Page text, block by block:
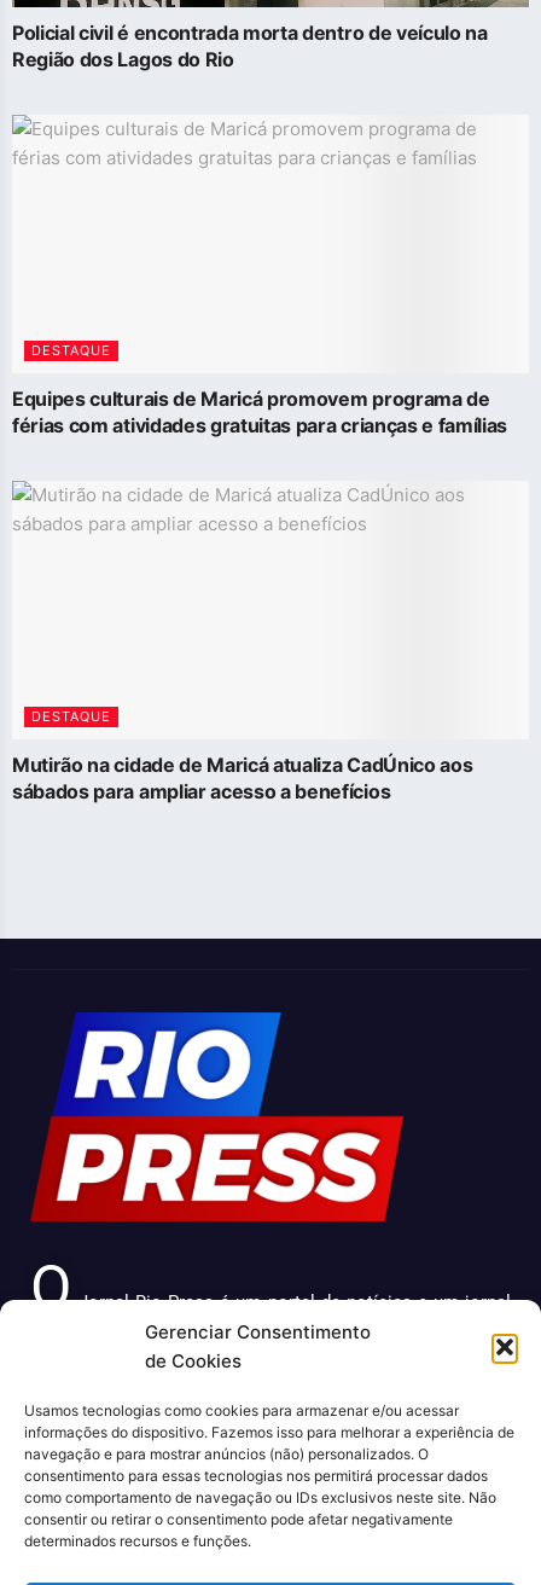
Gerenciar Consentimento
de Cookies
Usamos tecnologias como cookies para armazenar e/ou acessar
informações do dispositivo. Fazemos isso para melhorar a experiência de
navegação e para mostrar anúncios (não) personalizados. O
consentimento para essas tecnologias nos permitirá processar dados
como comportamento de navegação ou IDs exclusivos neste site. Não
consentir ou retirar o consentimento pode afetar negativamente
determinados recursos e funções.
Policial civil é encontrada morta dentro de veículo na
Região dos Lagos do Rio
DESTAQUE
Equipes culturais de Maricá promovem programa de
férias com atividades gratuitas para crianças e famílias
DESTAQUE
Mutirão na cidade de Maricá atualiza CadÚnico aos
sábados para ampliar acesso a benefícios
O Jornal Rio Press é um portal de notícias e um jornal
impresso que cobre diversas notícias sobre a cidade do
Rio de Janeiro. Com uma abordagem abrangente e
sobre política, economia, cultura, entre outros temas
relevantes para a população carioca. Além disso, o Jornal
Rio Press oferece conteúdo exclusivo em sua versão
online, trazendo ainda mais facilidade e comodidade para
seus leitores.